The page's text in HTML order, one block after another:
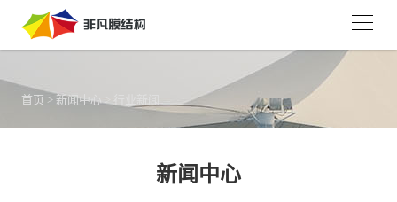
首页 > 新闻中心>
新闻中心